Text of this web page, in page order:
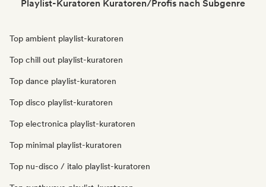
Playlist-Kuratoren Kuratoren/Profis nach Subgenre
Top ambient playlist-kuratoren
Top chill out playlist-kuratoren
Top dance playlist-kuratoren
Top disco playlist-kuratoren
Top electronica playlist-kuratoren
Top minimal playlist-kuratoren
Top nu-disco / italo playlist-kuratoren